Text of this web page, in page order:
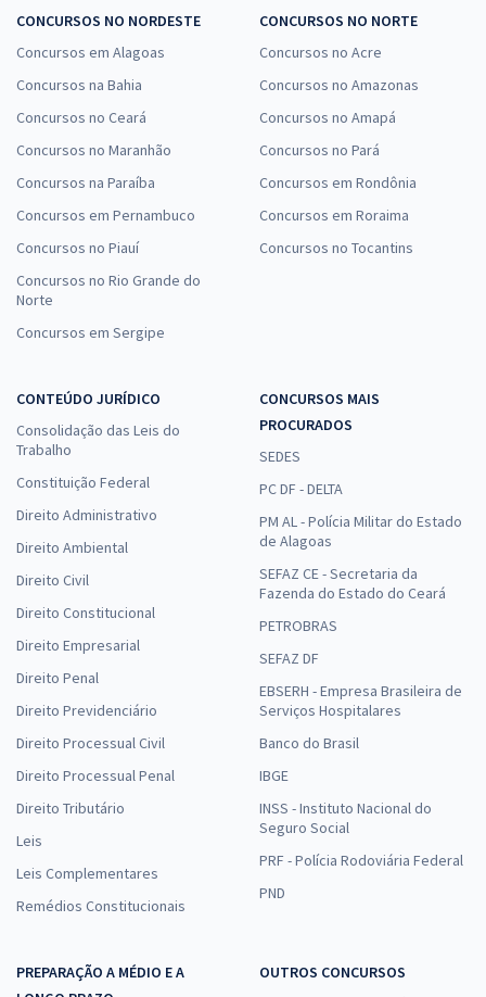
CONCURSOS NO NORDESTE
Concursos em Alagoas
Concursos na Bahia
Concursos no Ceará
Concursos no Maranhão
Concursos na Paraíba
Concursos em Pernambuco
Concursos no Piauí
Concursos no Rio Grande do
Norte
Concursos em Sergipe
CONCURSOS NO NORTE
Concursos no Acre
Concursos no Amazonas
Concursos no Amapá
Concursos no Pará
Concursos em Rondônia
Concursos em Roraima
Concursos no Tocantins
CONTEÚDO JURÍDICO
Consolidação das Leis do
Trabalho
Constituição Federal
Direito Administrativo
Direito Ambiental
Direito Civil
Direito Constitucional
Direito Empresarial
Direito Penal
Direito Previdenciário
Direito Processual Civil
Direito Processual Penal
Direito Tributário
Leis
Leis Complementares
Remédios Constitucionais
CONCURSOS MAIS
PROCURADOS
SEDES
PC DF - DELTA
PM AL - Polícia Militar do Estado
de Alagoas
SEFAZ CE - Secretaria da
Fazenda do Estado do Ceará
PETROBRAS
SEFAZ DF
EBSERH - Empresa Brasileira de
Serviços Hospitalares
Banco do Brasil
IBGE
INSS - Instituto Nacional do
Seguro Social
PRF - Polícia Rodoviária Federal
PND
PREPARAÇÃO A MÉDIO E A
OUTROS CONCURSOS